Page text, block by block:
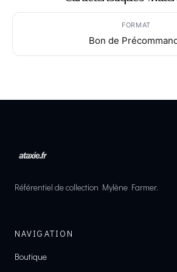
FORMAT
Bon de
Référentiel de collection Mylène Farmer.
NAVIGATION
Boutique